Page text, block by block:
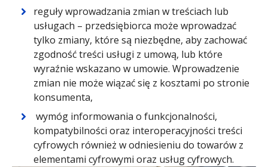
reguły wprowadzania zmian w treściach lub
usługach – przedsiębiorca może wprowadzać
tylko zmiany, które są niezbędne, aby zachować
zgodność treści usługi z umową, lub które
wyraźnie wskazano w umowie. Wprowadzenie
zmian nie może wiązać się z kosztami po stronie
konsumenta,
wymóg informowania o funkcjonalności,
kompatybilności oraz interoperacyjności treści
cyfrowych również w odniesieniu do towarów z
elementami cyfrowymi oraz usług cyfrowych.